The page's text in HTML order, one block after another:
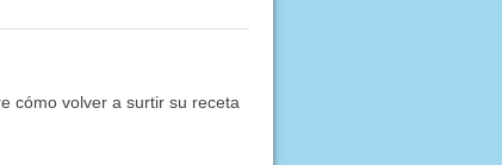
cómo volver a surtir su receta